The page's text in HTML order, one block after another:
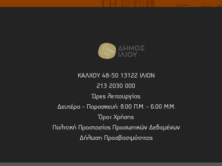
ΚΑΛΧΟΥ 48-50 13122 ΙΛΙΟΝ
213 2030 000
Ώρες λειτουργίας
Δευτέρα - Παρασκευή: 8.00 Π.Μ. - 6.00 Μ.Μ.
Όροι Χρήσης
Πολιτική Προστασίας Προσωπικών Δεδομένων
Δήλωση Προσβασιμότητας